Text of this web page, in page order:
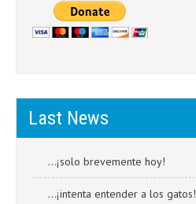
Last News
…¡solo brevemente hoy!
…¡intenta entender a los gatos!